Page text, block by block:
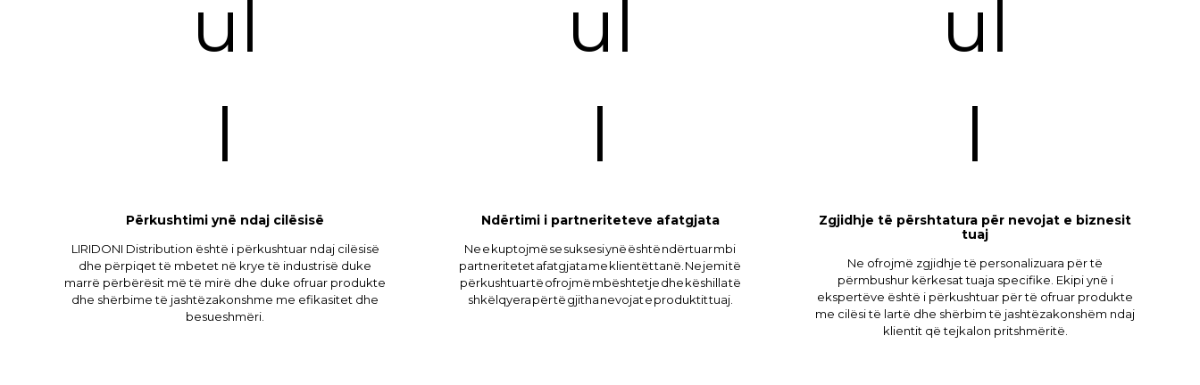
Përkushtimi ynë ndaj cilësisë
LIRIDONI Distribution është i përkushtuar ndaj cilësisë
dhe përpiqet të mbetet në krye të industrisë duke
marrë përbërësit më të mirë dhe duke ofruar produkte
dhe shërbime të jashtëzakonshme me efikasitet dhe
besueshmëri.
Ndërtimi i partneriteteve afatgjata
Ne e kuptojmë se suksesi ynë është ndërtuar mbi
partneritetet afatgjata me klientët tanë. Ne jemi të
përkushtuar të ofrojmë mbështetje dhe këshilla të
shkëlqyera për të gjitha nevojat e produktit tuaj.
Zgjidhje të përshtatura për nevojat e biznesit
tuaj
Ne ofrojmë zgjidhje të personalizuara për të
përmbushur kërkesat tuaja specifike. Ekipi ynë i
ekspertëve është i përkushtuar për të ofruar produkte
me cilësi të lartë dhe shërbim të jashtëzakonshëm ndaj
klientit që tejkalon pritshmëritë.